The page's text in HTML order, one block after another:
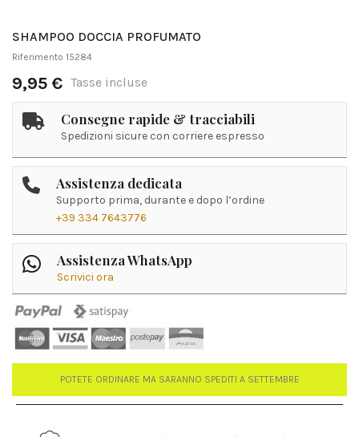
SHAMPOO DOCCIA PROFUMATO
Riferimento 15284
9,95 € Tasse incluse
POTETE ORDINARE MA SARANNO SPEDITI A SETTEMBRE
Consegne rapide & tracciabili
Spedizioni sicure con corriere espresso
Assistenza dedicata
Supporto prima, durante e dopo l’ordine
+39 334 7643776
Assistenza WhatsApp
Scrivici ora